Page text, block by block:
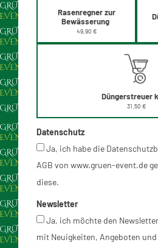
Rasenregner zur
Bewässerung
49,90 €
Düngerstreuer
31,50 €
Datenschutz
Ja, ich habe die
AGB von www.gruen-event.de
diese.
Newsletter
Ja, ich möchte den
mit Neuigkeiten, Angeboten